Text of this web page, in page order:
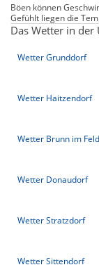
Böen können
Gefühlt liegen die
Das Wetter in der
Wetter Grunddorf
Wetter Haitzendorf
Wetter Brunn im
Wetter Donaudorf
Wetter Stratzdorf
Wetter Sittendorf